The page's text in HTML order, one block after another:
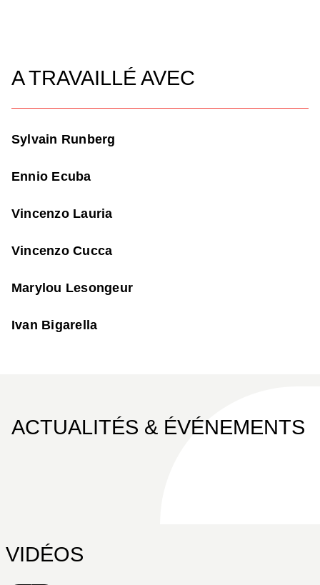
A TRAVAILLÉ AVEC
Sylvain Runberg
Ennio Ecuba
Vincenzo Lauria
Vincenzo Cucca
Marylou Lesongeur
Ivan Bigarella
ACTUALITÉS & ÉVÉNEMENTS
VIDÉOS